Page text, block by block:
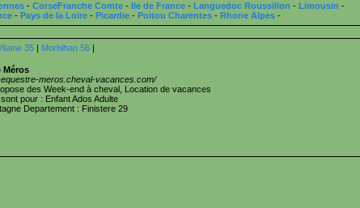
- CorseFranche Comte - Ile de France - Languedoc Roussillon - Limousin -
- Pays de la Loire- Picardie- Poitou Charentes- Rhone Alpes-
35 | Morbihan 56 |
Méros
meros.cheval-vacances.com/
des Week-end à cheval, Location de vacances
pour : Enfant Ados Adulte
Departement : Finistere 29